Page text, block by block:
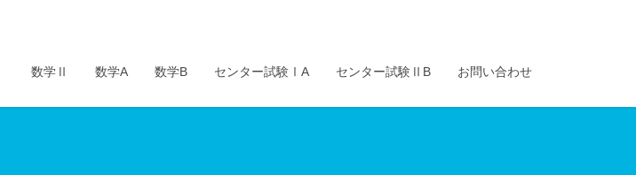
数学Ⅱ 数学A 数学B センター試験ⅠA センター試験ⅡB お問い合わせ